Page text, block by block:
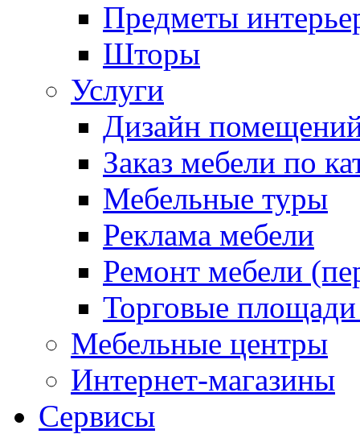
Предметы
Шторы
Услуги
Дизайн
Заказ мебели по
Мебельные туры
Реклама мебели
Ремонт мебели
Торговые
Мебельные центры
Интернет-магазины
Сервисы